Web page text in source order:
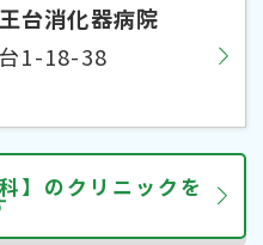
台消化器病院
1-18-38
】のクリニックを